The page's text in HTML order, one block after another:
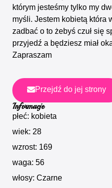
którym jesteśmy tylko my
myśli. Jestem kobietą która
zadbać o to żebyś czuł się
przyjedź a będziesz miał
Zapraszam
Przejdź do jej strony
Informacje
płeć: kobieta
wiek: 28
wzrost: 169
waga: 56
włosy: Czarne